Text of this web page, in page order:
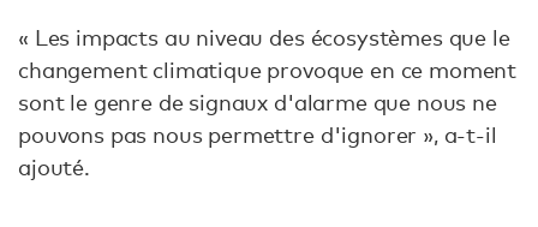
« Les impacts au niveau des écosystèmes que le
changement climatique provoque en ce moment
sont le genre de signaux d'alarme que nous ne
pouvons pas nous permettre d'ignorer », a-t-il
ajouté.